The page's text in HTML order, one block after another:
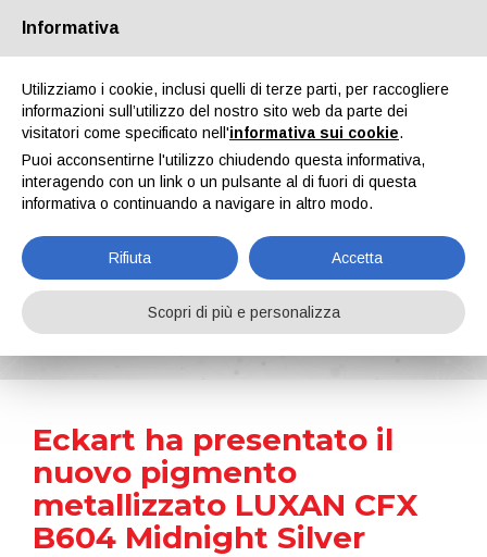
Chi siamo Partners Contatti Area riservata
News
Home Notizie Eckart ha presentato il nuovo pigmento metallizzato LUXAN CFX B604 Midnight Silver
Eckart ha presentato il
nuovo pigmento
metallizzato LUXAN CFX
B604 Midnight Silver
Informativa
Utilizziamo i cookie, inclusi quelli di terze parti, per raccogliere
informazioni sull’utilizzo del nostro sito web da parte dei
visitatori come specificato nell'informativa sui cookie.
Puoi acconsentirne l'utilizzo chiudendo questa informativa,
interagendo con un link o un pulsante al di fuori di questa
informativa o continuando a navigare in altro modo.
Rifiuta Accetta
Scopri di più e personalizza